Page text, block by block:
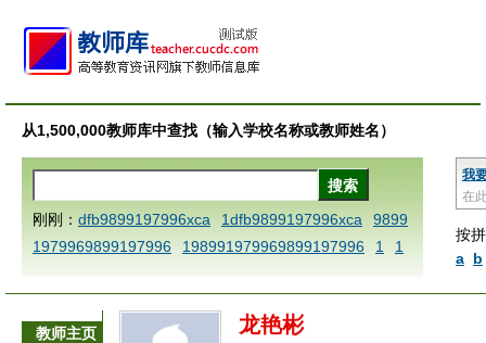
从1,500,000教师库中查找（输入学校名称或教师姓名）
我
在
按
a b
刚刚： dfb9899197996xca 1dfb9899197996xca
9899
1979969899197996
198991979969899197996 1
1
AAABBBCCCdefine blablaenddefine dfbxyzendtemplat
a
1dfbmath key98991 methodmultiply operand97996x
教师主页
龙艳彬